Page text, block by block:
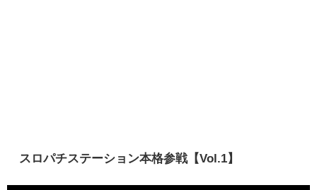
スロパチステーション本格参戦【Vol.1】